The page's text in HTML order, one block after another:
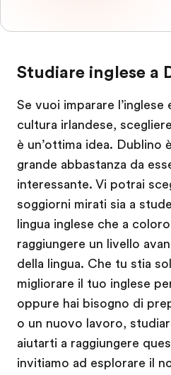
Studiare inglese a
Se vuoi imparare
cultura irlandese,
è un’ottima idea. Dublino
grande abbastanza da
interessante. Vi potrai
soggiorni mirati sia a
lingua inglese che a
raggiungere un livello
della lingua. Che tu stia
migliorare il tuo inglese
oppure hai bisogno di
o un nuovo lavoro,
aiutarti a raggiungere
invitiamo ad esplorare il